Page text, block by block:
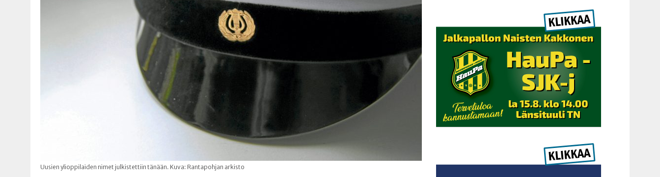
Uusien ylioppilaiden nimet julkistettiin tänään. Kuva: Rantapohjan arkisto